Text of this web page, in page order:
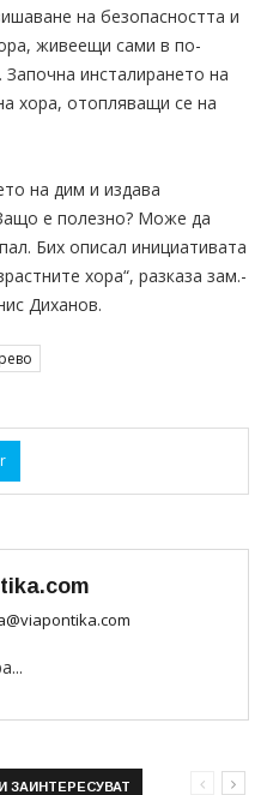
на безопасността и
живеещи сами в по-
инсталирането на
хора, отопляващи се на
на дим и издава
е полезно? Може да
Бих описал инициативата
хора“, разказа зам.-
Диханов.
ЗАИНТЕРЕСУВАТ